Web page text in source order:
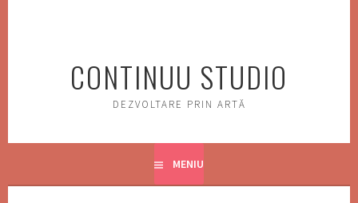
CONTINUU STUDIO
DEZVOLTARE PRIN ARTĂ
MENIU